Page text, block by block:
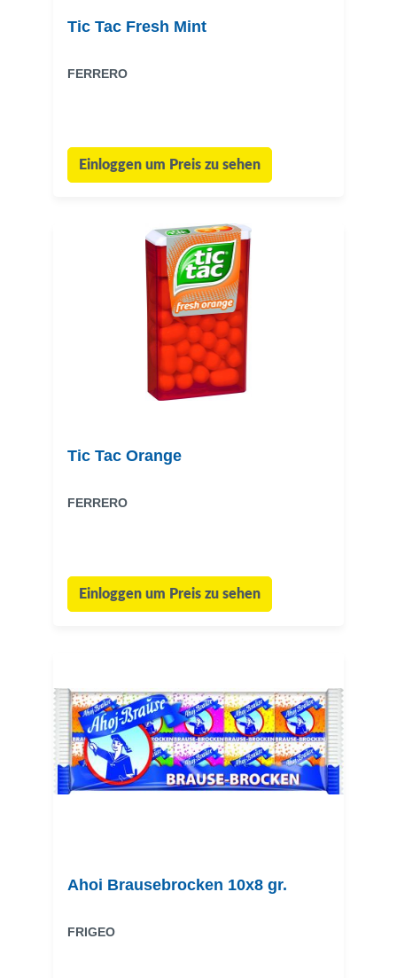
Tic Tac Fresh Mint
FERRERO
Einloggen um Preis zu sehen
Tic Tac Orange
FERRERO
Einloggen um Preis zu sehen
Ahoi Brausebrocken 10x8 gr.
FRIGEO